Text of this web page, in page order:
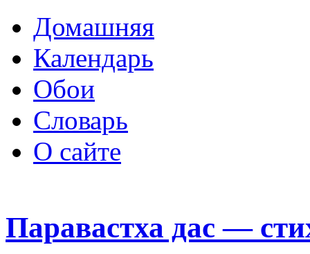
Домашняя
Календарь
Обои
Словарь
О сайте
Паравастха дас —